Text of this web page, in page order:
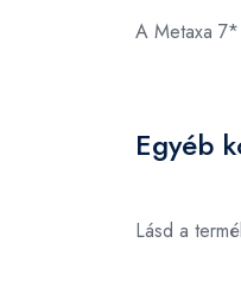
A Metaxa
Egyéb
Lásd a